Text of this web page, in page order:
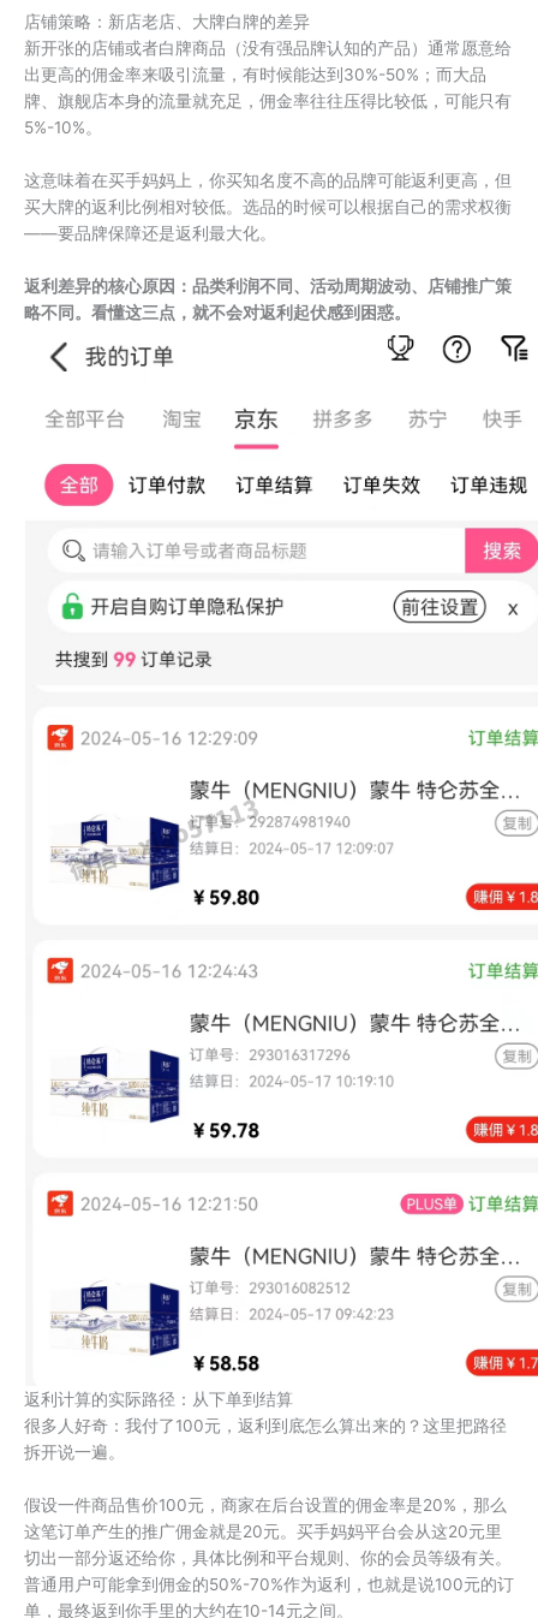
店铺策略：新店老店、大牌白牌的差异
新开张的店铺或者白牌商品（没有强品牌认知的产品）通常愿意给
出更高的佣金率来吸引流量，有时候能达到30%-50%；而大品
牌、旗舰店本身的流量就充足，佣金率往往压得比较低，可能只有
5%-10%。
这意味着在买手妈妈上，你买知名度不高的品牌可能返利更高，但
买大牌的返利比例相对较低。选品的时候可以根据自己的需求权衡
——要品牌保障还是返利最大化。
返利差异的核心原因：品类利润不同、活动周期波动、店铺推广策
略不同。看懂这三点，就不会对返利起伏感到困惑。
返利计算的实际路径：从下单到结算
很多人好奇：我付了100元，返利到底怎么算出来的？这里把路径
拆开说一遍。
假设一件商品售价100元，商家在后台设置的佣金率是20%，那么
这笔订单产生的推广佣金就是20元。买手妈妈平台会从这20元里
切出一部分返还给你，具体比例和平台规则、你的会员等级有关。
普通用户可能拿到佣金的50%-70%作为返利，也就是说100元的订
单，最终返到你手里的大约在10-14元之间。